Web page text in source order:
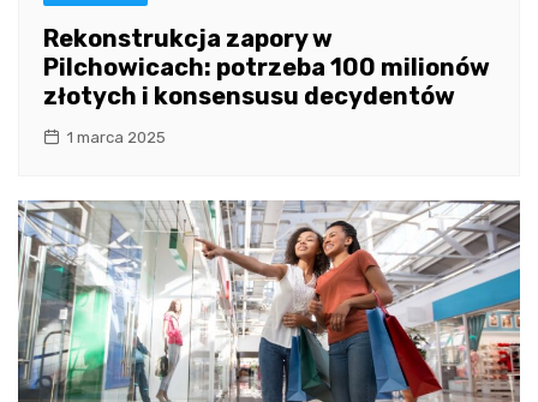
Rekonstrukcja zapory w
Pilchowicach: potrzeba 100 milionów
złotych i konsensusu decydentów
1 marca 2025